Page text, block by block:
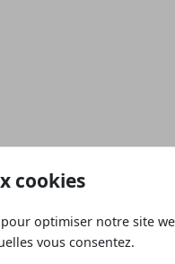
cookies
optimiser notre site
vous consentez.